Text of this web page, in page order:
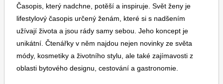
Časopis, který nadchne, potěší a inspiruje. Svět ženy je
lifestylový časopis určený ženám, které si s nadšením
užívají života a jsou rády samy sebou. Jeho koncept je
unikátní. Čtenářky v něm najdou nejen novinky ze světa
módy, kosmetiky a životního stylu, ale také zajímavosti z
oblasti bytového designu, cestování a gastronomie.